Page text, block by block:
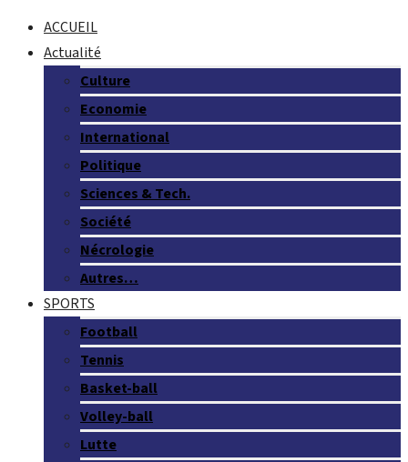
ACCUEIL
Actualité
Culture
Economie
International
Politique
Sciences & Tech.
Société
Nécrologie
Autres…
SPORTS
Football
Tennis
Basket-ball
Volley-ball
Lutte